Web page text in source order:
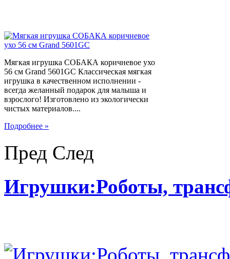
Мягкая игрушка СОБАКА коричневое ухо
56 см Grand 5601GC Классическая мягкая
игрушка в качественном исполнении -
всегда желанный подарок для малыша и
взрослого! Изготовлено из экологически
чистых материалов....
Подробнее »
Пред След
Игрушки:Роботы,